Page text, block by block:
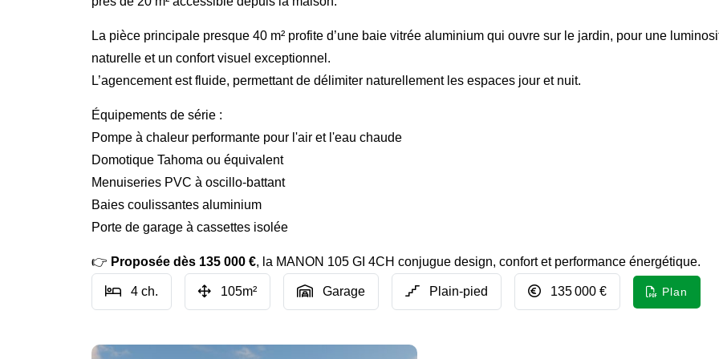
La pièce principale presque 40 m² profite d’une baie vitrée aluminium qui ouvre sur le jardin, pour une
naturelle et un confort visuel exceptionnel.
L’agencement est fluide, permettant de délimiter naturellement les espaces jour et nuit.
Équipements de série :
Pompe à chaleur performante pour l'air et l'eau chaude
Domotique Tahoma ou équivalent
Menuiseries PVC à oscillo-battant
Baies coulissantes aluminium
Porte de garage à cassettes isolée
👉 Proposée dès 135 000 €, la MANON 105 GI 4CH conjugue design, confort et performance énergétique.
4 ch. 105m² Garage Plain-pied 135 000 € Plan